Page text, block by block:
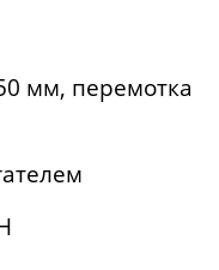
мм, перемотка